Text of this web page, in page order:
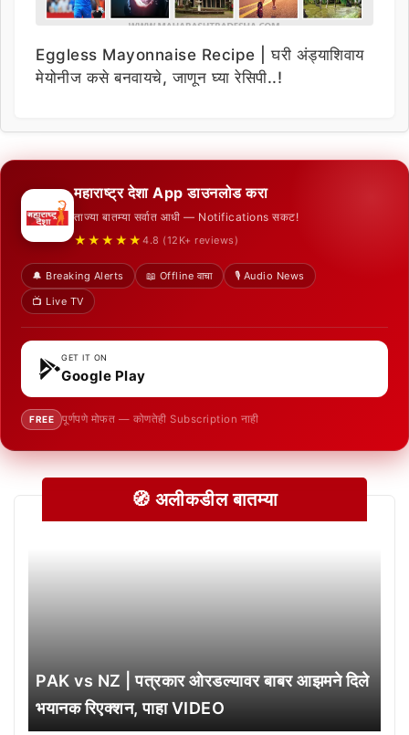
Eggless Mayonnaise Recipe | घरी अंड्याशिवाय
मेयोनीज कसे बनवायचे, जाणून घ्या रेसिपी..!
महाराष्ट्र देशा App डाउनलोड करा
ताज्या बातम्या सर्वात आधी — Notifications सकट!
★★★★★ 4.8 (12K+ reviews)
🔔 Breaking Alerts 📖 Offline वाचा
🎙️ Audio News
📺 Live TV
GET IT ON
Google Play
FREE पूर्णपणे मोफत — कोणतेही Subscription नाही
🧭 अलीकडील बातम्या
PAK vs NZ | पत्रकार ओरडल्यावर बाबर आझमने दिले
भयानक रिएक्शन, पाहा VIDEO